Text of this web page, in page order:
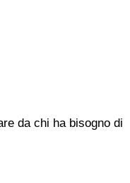
da chi ha bisogno di